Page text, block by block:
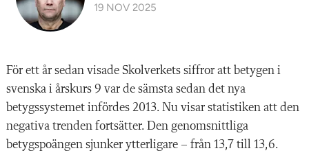
19 NOV 2025
För ett år sedan visade Skolverkets siffror att betygen i
svenska i årskurs 9 var de sämsta sedan det nya
betygssystemet infördes 2013. Nu visar statistiken att den
negativa trenden fortsätter. Den genomsnittliga
betygspoängen sjunker ytterligare – från 13,7 till 13,6.